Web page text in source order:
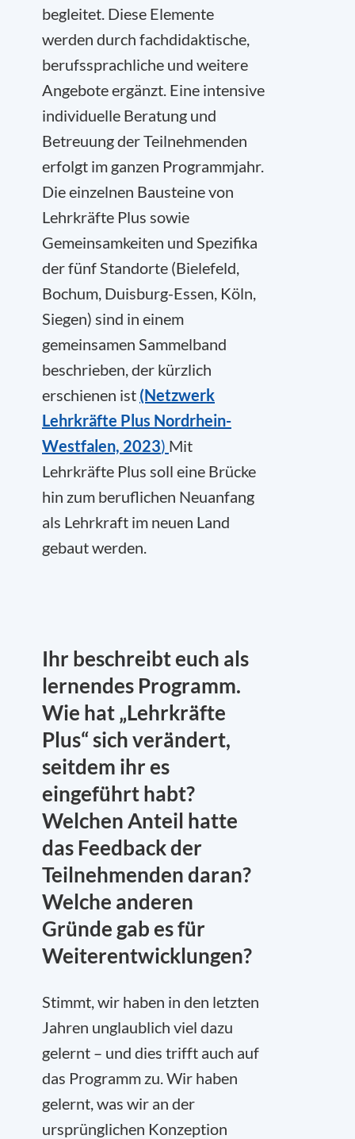
begleitet. Diese Elemente
werden durch fachdidaktische,
berufssprachliche und weitere
Angebote ergänzt. Eine intensive
individuelle Beratung und
Betreuung der Teilnehmenden
erfolgt im ganzen Programmjahr.
Die einzelnen Bausteine von
Lehrkräfte Plus sowie
Gemeinsamkeiten und Spezifika
der fünf Standorte (Bielefeld,
Bochum, Duisburg-Essen, Köln,
Siegen) sind in einem
gemeinsamen Sammelband
beschrieben, der kürzlich
erschienen ist (Netzwerk
Lehrkräfte Plus Nordrhein-
Westfalen, 2023) Mit
Lehrkräfte Plus soll eine Brücke
hin zum beruflichen Neuanfang
als Lehrkraft im neuen Land
gebaut werden.
Ihr beschreibt euch als
lernendes Programm.
Wie hat „Lehrkräfte
Plus“ sich verändert,
seitdem ihr es
eingeführt habt?
Welchen Anteil hatte
das Feedback der
Teilnehmenden daran?
Welche anderen
Gründe gab es für
Weiterentwicklungen?
Stimmt, wir haben in den letzten
Jahren unglaublich viel dazu
gelernt – und dies trifft auch auf
das Programm zu. Wir haben
gelernt, was wir an der
ursprünglichen Konzeption